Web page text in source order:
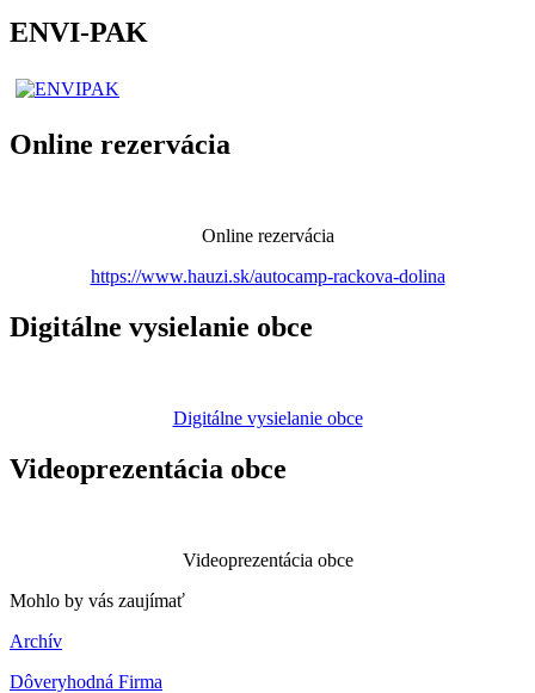
ENVI-PAK
Online rezervácia
Online rezervácia
https://www.hauzi.sk/autocamp-rackova-dolina
Digitálne vysielanie obce
Digitálne vysielanie obce
Videoprezentácia obce
Videoprezentácia obce
Mohlo by vás zaujímať
Archív
Dôveryhodná Firma